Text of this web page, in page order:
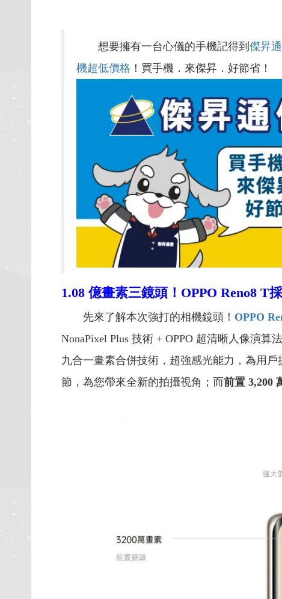
想要擁有一台心儀的手機記得到 傑昇
機超低價格 ！買手機．來傑昇．好節省！
1.08 億畫素三鏡頭！ OPPO Reno8 T
先來了解本次強打的相機鏡頭！ OPPO
NonaPixel Plus 技術 + OPPO 超清晰人像演
九合一畫素合併技術，超強感光能力，為用
節，為您帶來全新的拍攝視角；而前置 3,200